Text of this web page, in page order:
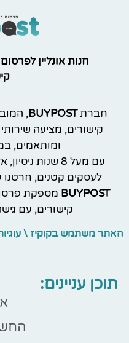
חנות אונליין
חברתBUYPOST
,
קישורים, מציעה
ומותאמים,
עם מעל 8 שנות
לעסקים קטנים, חרטנו
BUYPOST מספקת
קישורים, עם גישה למעל
האתר משתמש בקוקיז \
תוכן עניינים: